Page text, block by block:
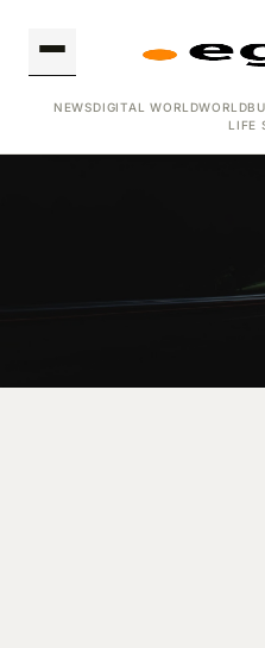
NEWSDIGITAL WORLDWORLD
LIFE